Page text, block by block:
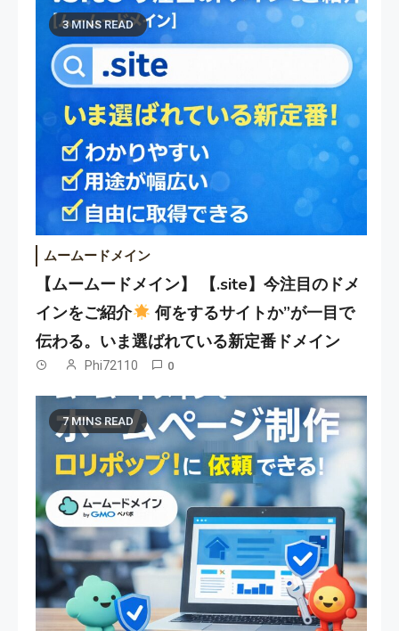
3 MINS READ
ムームードメイン
【ムームードメイン】 【.site】今注目のドメ
インをご紹介
何をするサイトか”が一目で
伝わる。いま選ばれている新定番ドメイン
Phi72110 0
7 MINS READ